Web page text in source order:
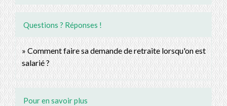
Questions ? Réponses !
Comment faire sa demande de retraite lorsqu'on est
salarié ?
Pour en savoir plus